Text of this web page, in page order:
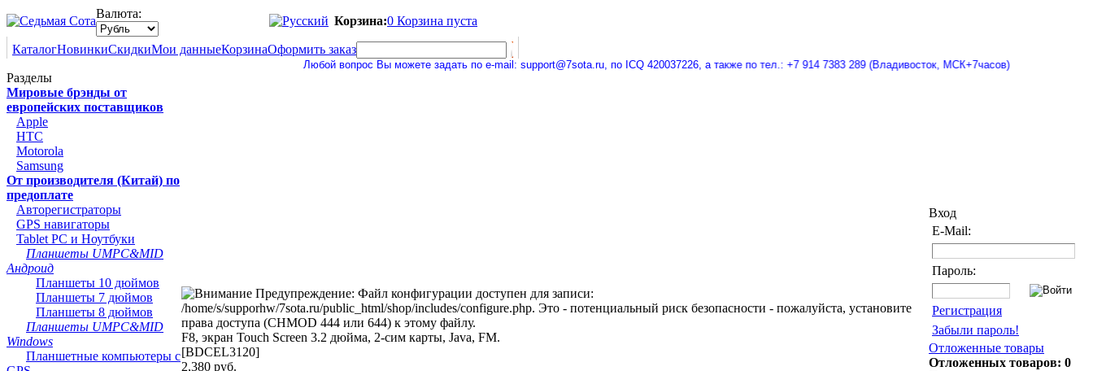
Валюта:
Корзина:0 Корзина пуста
КаталогНовинкиСкидкиМои данныеКорзинаОформить заказ
Любой вопрос Вы можете задать по e-mail: support@7sota.ru, по ICQ 420037226, а также по тел.: +7 914 7383 289 (Владивосток, МСК+7часов)
Разделы
Мировые брэнды от
европейских поставщиков
Apple
HTC
Motorola
Samsung
От производителя (Китай) по
предоплате
Авторегистраторы
GPS навигаторы
Tablet PC и Ноутбуки
Планшеты UMPC&MID
Андроид
Планшеты 10 дюймов
Планшеты 7 дюймов
Планшеты 8 дюймов
Планшеты UMPC&MID
Windows
Планшетные компьютеры с
Предупреждение: Файл конфигурации доступен для записи:
/home/s/supporhw/7sota.ru/public_html/shop/includes/configure.php. Это - потенциальный риск безопасности - пожалуйста, установите
права доступа (CHMOD 444 или 644) к этому файлу.
F8, экран Touch Screen 3.2 дюйма, 2-сим карты, Java, FM.
[BDCEL3120]
2,380 руб.
Вход
E-Mail:
Пароль:
Регистрация
Забыли пароль!
Отложенные товары
Отложенных товаров: 0